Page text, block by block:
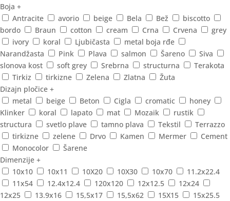
Boja +
Antracite
avorio beige Bela Bež
biscotto
bordo
Braun cotton cream Crna Crvena
grey
ivory
koral Ljubičasta
metal boja rđe
Narandžasta
Pink Plava salmon Šareno
Siva
slonova kost
soft grey Srebrna structurna
Terakota
Tirkiz
tirkizne Zelena Zlatna
Žuta
Dizajn pločice +
metal
beige Beton Cigla cromatic
honey
Klinker
koral lapato mat Mozaik
rustik
structura
svetlo plave tamno plava Tekstil
Terrazzo
tirkizne
zelene Drvo Kamen Mermer
Cement
Monocolor
Šarene
Dimenzije +
10x10
10x11 10X20 10X30 10x70
11.2x22.4
11x54
12.4x12.4 120x120 12x12.5
12x24
12x25
13.9x16 15,5x17 15,5x62 15X15 15x25.5